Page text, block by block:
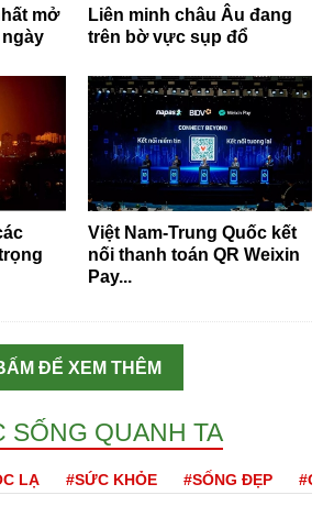
mở
ngày
Liên minh châu Âu đang
trên bờ vực sụp đổ
Việt Nam-Trung Quốc kết
nối thanh toán QR Weixin
Pay...
ĐỂ XEM THÊM
SỐNG QUANH TA
LẠ #SỨC KHỎE #SỐNG ĐẸP